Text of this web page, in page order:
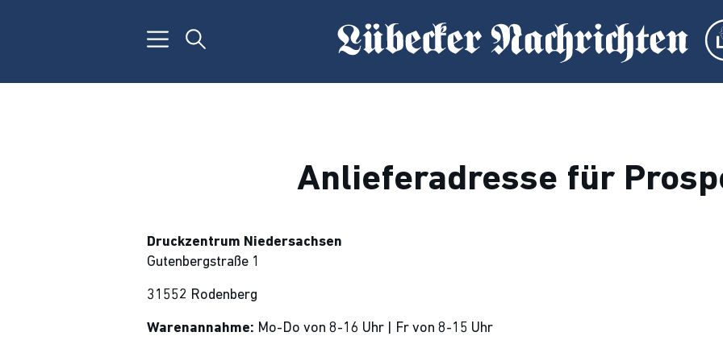
Anlieferadresse für
Druckzentrum Niedersachsen
Gutenbergstraße 1
31552 Rodenberg
Warenannahme: Mo-Do von 8-16 Uhr | Fr von 8-15 Uhr